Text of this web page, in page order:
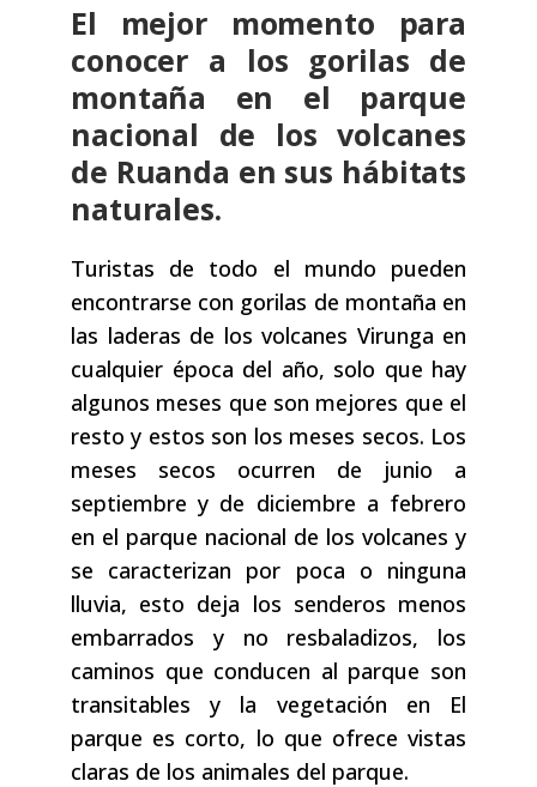
El mejor momento para
conocer a los gorilas de
montaña en el parque
nacional de los volcanes
de Ruanda en sus hábitats
naturales.
Turistas de todo el mundo pueden
encontrarse con gorilas de montaña en
las laderas de los volcanes Virunga en
cualquier época del año, solo que hay
algunos meses que son mejores que el
resto y estos son los meses secos. Los
meses secos ocurren de junio a
septiembre y de diciembre a febrero
en el parque nacional de los volcanes y
se caracterizan por poca o ninguna
lluvia, esto deja los senderos menos
embarrados y no resbaladizos, los
caminos que conducen al parque son
transitables y la vegetación en El
parque es corto, lo que ofrece vistas
claras de los animales del parque.